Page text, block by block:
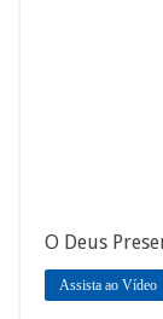
O Deus
Assista ao Vídeo